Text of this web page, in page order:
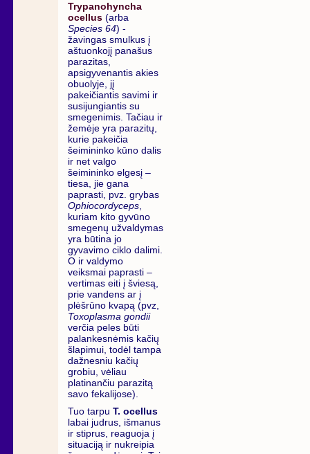
Trypanohyncha
ocellus (arba
Species 64) -
žavingas smulkus į
aštuonkojį panašus
parazitas,
apsigyvenantis akies
obuolyje, jį
pakeičiantis savimi ir
susijungiantis su
smegenimis. Tačiau ir
žemėje yra parazitų,
kurie pakeičia
šeimininko kūno dalis
ir net valgo
šeimininko elgesį –
tiesa, jie gana
paprasti, pvz. grybas
Ophiocordyceps
kuriam kito gyvūno
smegenų užvaldymas
yra būtina jo
gyvavimo ciklo dalimi.
O ir valdymo
veiksmai paprasti –
vertimas eiti į šviesą,
prie vandens ar į
plėšrūno kvapą (pvz,
Toxoplasma gondii
verčia peles būti
palankesnėmis kačių
šlapimui, todėl tampa
dažnesniu kačių
grobiu, vėliau
platinančiu parazitą
savo fekalijose).
Tuo tarpuT. ocellus
labai judrus, išmanus
ir stiprus, reaguoja į
situaciją ir nukreipia